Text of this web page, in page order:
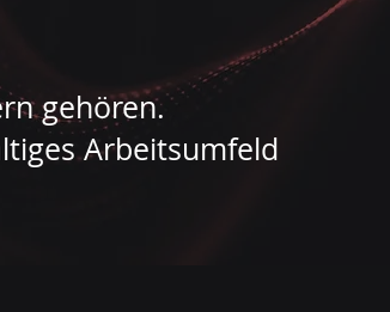
gehören.
Arbeitsumfeld